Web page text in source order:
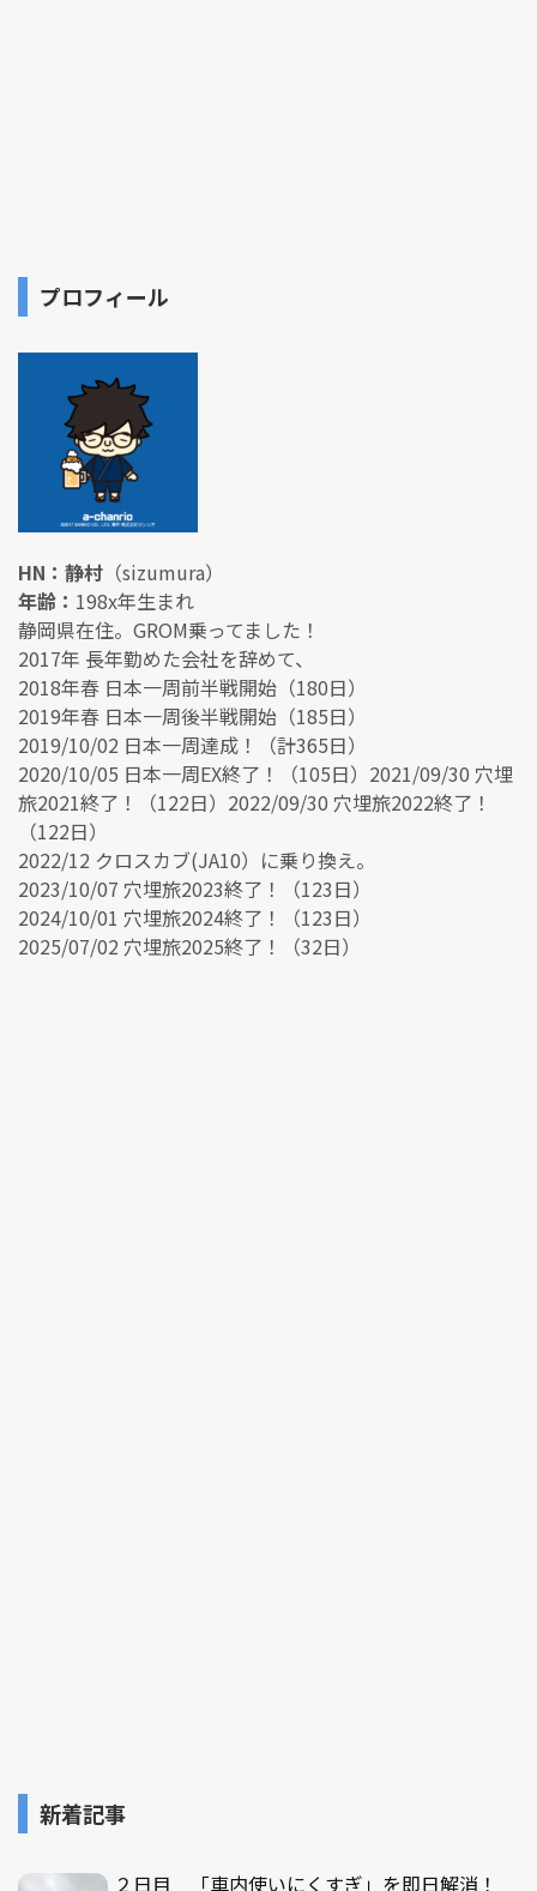
プロフィール
HN：静村 （sizumura）
年齢： 198x年生まれ
静岡県在住。GROM乗ってました！
2017年 長年勤めた会社を辞めて、
2018年春 日本一周前半戦開始（180日）
2019年春 日本一周後半戦開始（185日）
2019/10/02 日本一周達成！（計365日）
2020/10/05 日本一周EX終了！（105日）2021/09/30 穴埋
旅2021終了！（122日）2022/09/30 穴埋旅2022終了！
（122日）
2022/12 クロスカブ(JA10）に乗り換え。
2023/10/07 穴埋旅2023終了！（123日）
2024/10/01 穴埋旅2024終了！（123日）
2025/07/02 穴埋旅2025終了！（32日）
新着記事
２日目 「車内使いにくすぎ」を即日解消！